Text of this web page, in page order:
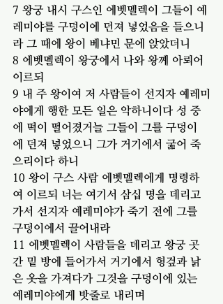
7 왕궁 내시 구스인 에벳멜렉이 그들이 예
레미야를 구덩이에 던져 넣었음을 들으니
라 그 때에 왕이 베냐민 문에 앉았더니
8 에벳멜렉이 왕궁에서 나와 왕께 아뢰어
이르되
9 내 주 왕이여 저 사람들이 선지자 예레미
야에게 행한 모든 일은 악하니이다 성 중
에 떡이 떨어졌거늘 그들이 그를 구덩이
에 던져 넣었으니 그가 거기에서 굶어 죽
으리이다 하니
10 왕이 구스 사람 에벳멜렉에게 명령하
여 이르되 너는 여기서 삼십 명을 데리고
가서 선지자 예레미야가 죽기 전에 그를
구덩이에서 끌어내라
11 에벳멜렉이 사람들을 데리고 왕궁 곳
간 밑 방에 들어가서 거기에서 헝겊과 낡
은 옷을 가져다가 그것을 구덩이에 있는
예레미야에게 밧줄로 내리며